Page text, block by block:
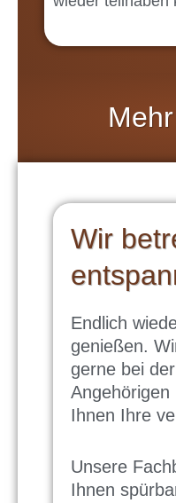
Wir
Endlich
genießen.
gerne bei
Angehörigen
Ihnen Ihre
Unsere
Ihnen